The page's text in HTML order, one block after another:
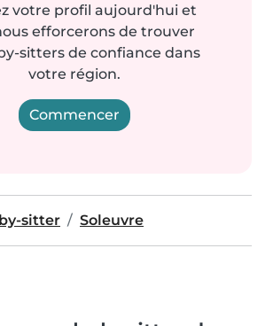
votre profil aujourd'hui et
efforcerons de trouver
sitters de confiance dans
votre région.
Commencer
sitter Soleuvre